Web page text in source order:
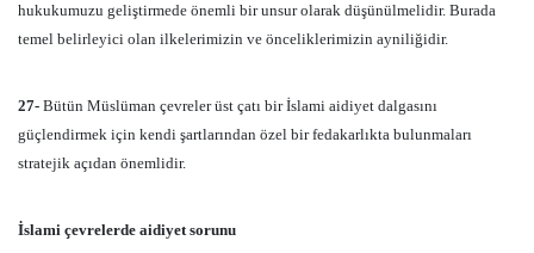
hukukumuzu geliştirmede önemli bir unsur olarak düşünülmelidir. Burada
temel belirleyici olan ilkelerimizin ve önceliklerimizin ayniliğidir.
27- Bütün Müslüman çevreler üst çatı bir İslami aidiyet dalgasını
güçlendirmek için kendi şartlarından özel bir fedakarlıkta bulunmaları
stratejik açıdan önemlidir.
İslami çevrelerde aidiyet sorunu